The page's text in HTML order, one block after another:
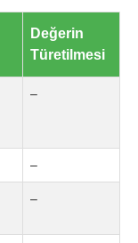
Değerin
Türetilmesi
–
–
–